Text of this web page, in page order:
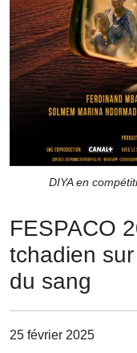
DIYA en
FESPACO
tchadien
du sang
25 février 2025